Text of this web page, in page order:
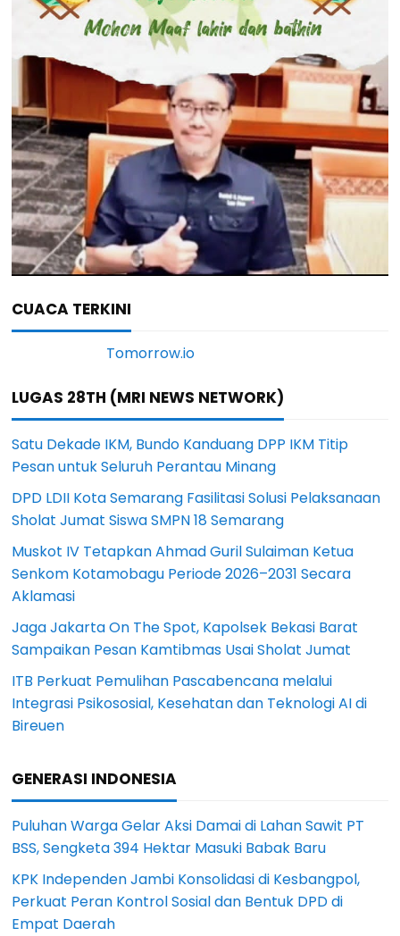
CUACA TERKINI
LUGAS 28TH (MRI NEWS NETWORK)
Satu Dekade IKM, Bundo Kanduang DPP IKM Titip
Pesan untuk Seluruh Perantau Minang
DPD LDII Kota Semarang Fasilitasi Solusi Pelaksanaan
Sholat Jumat Siswa SMPN 18 Semarang
Muskot IV Tetapkan Ahmad Guril Sulaiman Ketua
Senkom Kotamobagu Periode 2026–2031 Secara
Aklamasi
Jaga Jakarta On The Spot, Kapolsek Bekasi Barat
Sampaikan Pesan Kamtibmas Usai Sholat Jumat
ITB Perkuat Pemulihan Pascabencana melalui
Integrasi Psikososial, Kesehatan dan Teknologi AI di
Bireuen
GENERASI INDONESIA
Puluhan Warga Gelar Aksi Damai di Lahan Sawit PT
BSS, Sengketa 394 Hektar Masuki Babak Baru
KPK Independen Jambi Konsolidasi di Kesbangpol,
Perkuat Peran Kontrol Sosial dan Bentuk DPD di
Empat Daerah